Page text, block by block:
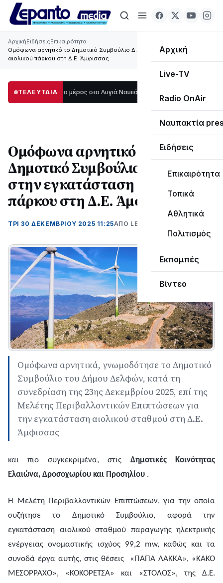
Αρχική
Live-TV
Radio OnAir
Ναυπακτία
Ειδήσεις
Επικαιρότητα
Τοπικά
Αθλητικά
Πολιτισμός
Εκπομπές
Βίντεο
ΑρχικήΕιδήσειςΕπικαιρότητα
Ομόφωνα αρνητικό το Δημοτικό Συμβούλιο Δ. Δελφών στην εγκατάσταση
αιολικού πάρκου στη Δ.Ε. Άμφισσας
ΤΕΛΕΥΤΑΙΑ
μεγάλο μέρος στο Λυγιά Ναυπάκτου12:08
Ομόφωνα αρνητικό το
Δημοτικό Συμβούλιο Δ. Δελφών
στην εγκατάσταση αιολικού
πάρκου στη Δ.Ε. Άμφισσας
ΤΡΊ 30 ΔΕΚΕΜΒΡΊΟΥ 2025 11:25ΑΠΌ LEPANTO RTV
Ομόφωνα αρνητικά, γνωμοδότησε το Δημοτικό
Συμβούλιο του Δήμου Δελφών, κατά τη
συνεδρίαση της 23ης Δεκεμβρίου 2025, επί της
Μελέτης Περιβαλλοντικών Επιπτώσεων για
την εγκατάσταση αιολικού σταθμού στη Δ.Ε.
Άμφισσας
και πιο συγκεκριμένα, στις Δημοτικές Κοινότητας
Ελαιώνα, Δροσοχωρίου και Προσηλίου .
Η Μελέτη Περιβαλλοντικών Επιπτώσεων, για την οποία
συζήτησε το Δημοτικό Συμβούλιο, αφορά την
εγκατάσταση αιολικού σταθμού παραγωγής ηλεκτρικής
ενέργειας ονομαστικής ισχύος 99,2 mw, καθώς και τα
συνοδά έργα αυτής, στις θέσεις «ΠΑΠΑ ΛΑΚΚΑ», «ΚΑΚΟ
ΜΕΣΟΡΡΑΧΟ», «ΚΟΚΟΡΕΤΣΑ» και «ΣΤΟΛΟΣ», της Δ.Ε.